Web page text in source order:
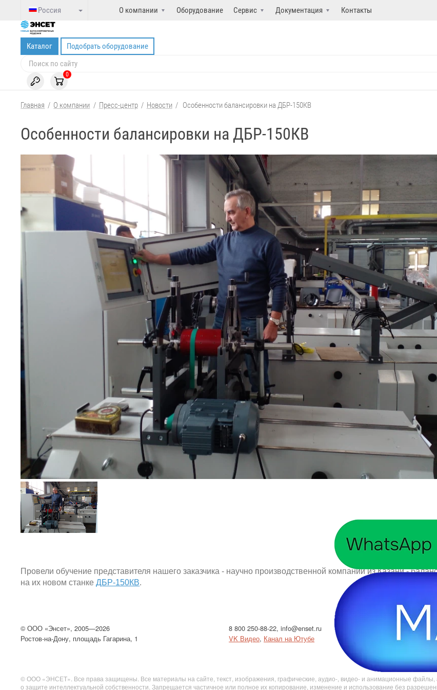
Россия О компании Оборудование Сервис Документация Контакты
Каталог Подобрать оборудование
0
Главная / О компании / Пресс-центр / Новости / Особенности балансировки на ДБР-150КВ
Особенности балансировки на ДБР-150КВ
Провели обучение представителя нашего заказчика - научно производственной компании из Казани -
на их новом станкеДБР-150КВ.
©ООО «Энсет», 2005—2026
Ростов-на-Дону, площадь Гагарина, 1
8 800 250-88-22,info@enset.ru
VK Видео, Канал на Ютубе
© ООО «ЭНСЕТ». Все права защищены. Все материалы на сайте, текст, изображения, графические, аудио-, видео- и анимационные
о защите интеллектуальной собственности. Запрещается частичное или полное их копирование, изменение и использование без